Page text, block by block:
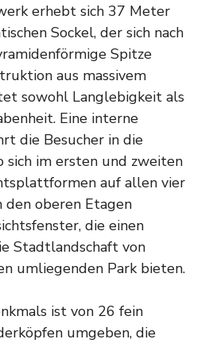
erhebt sich 37 Meter
Sockel, der sich nach
Spitze
aus massivem
sowohl Langlebigkeit als
Eine interne
die Besucher in die
sich im ersten und zweiten
auf allen vier
den oberen Etagen
die einen
Stadtlandschaft von
umliegenden Park bieten.
ist von 26 fein
umgeben, die